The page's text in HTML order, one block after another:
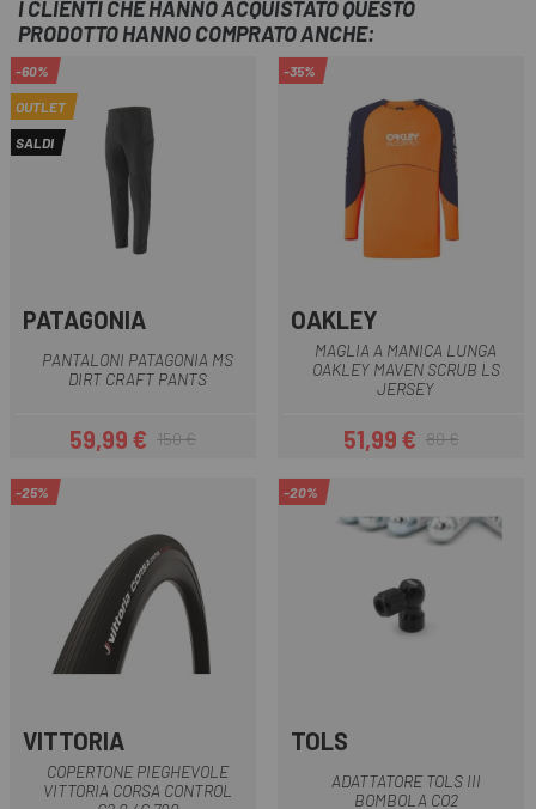
I CLIENTI CHE HANNO ACQUISTATO QUESTO
PRODOTTO HANNO COMPRATO ANCHE:
-60%
OUTLET
SALDI
PATAGONIA
PANTALONI PATAGONIA MS
DIRT CRAFT PANTS
Prezzo
59,99 €Prezzo base
150 €
-35%
OAKLEY
MAGLIA A MANICA LUNGA
OAKLEY MAVEN SCRUB LS
JERSEY
Prezzo
51,99 €Prezzo base
80 €
-25%
VITTORIA
COPERTONE PIEGHEVOLE
VITTORIA CORSA CONTROL
-20%
TOLS
ADATTATORE TOLS III
BOMBOLA CO2